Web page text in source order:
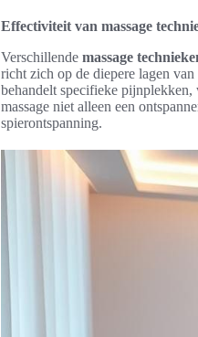
Effectiviteit van massage
Verschillende massage
richt zich op de diepere lagen
behandelt specifieke
massage niet alleen een
spierontspanning.